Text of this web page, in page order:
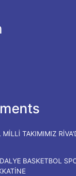
MİLLİ TAKIMIMIZ
BASKETBOL